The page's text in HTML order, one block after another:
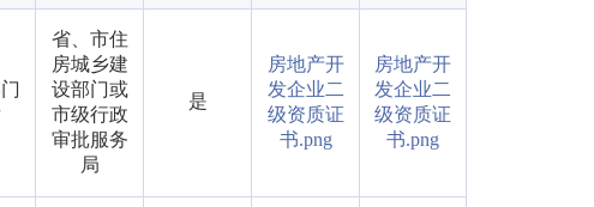
省、市住
房城乡建
设部门或
市级行政
审批服务
局
是
房地产开
发企业二
级资质证
书.png
房地产开
发企业二
级资质证
书.png